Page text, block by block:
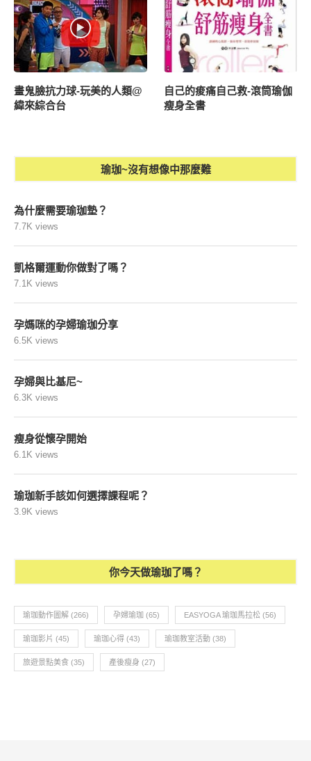
畫鬼臉抗力球-玩美的人類@
緯來綜合台
自己的痠痛自己救-滾筒瑜伽
瘦身全書
瑜珈~沒有想像中那麼難
為什麼需要瑜珈墊？
7.7K views
凱格爾運動你做對了嗎？
7.1K views
孕媽咪的孕婦瑜珈分享
6.5K views
孕婦與比基尼~
6.3K views
瘦身從懷孕開始
6.1K views
瑜珈新手該如何選擇課程呢？
3.9K views
你今天做瑜珈了嗎？
瑜珈動作圖解 (266) 孕婦瑜珈 (65) EASYOGA 瑜珈馬拉松 (56)
瑜珈影片 (45) 瑜珈心得 (43) 瑜珈教室活動 (38)
旅遊景點美食 (35) 產後瘦身 (27)